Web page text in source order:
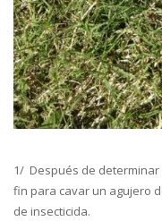
1/ Después de determinar
fin para cavar un agujero
de insecticida.